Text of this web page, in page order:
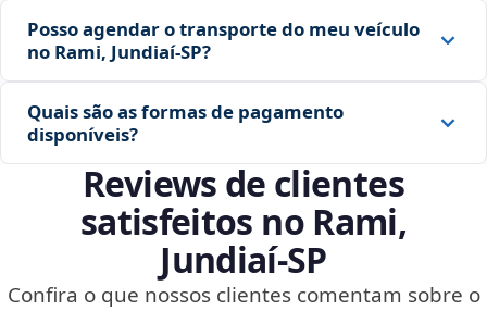
Posso agendar o transporte do meu veículo
no Rami, Jundiaí‑SP?
Quais são as formas de pagamento
disponíveis?
Reviews de clientes
satisfeitos no Rami,
Jundiaí‑SP
Confira o que nossos clientes comentam sobre o